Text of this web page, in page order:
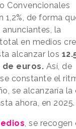
Convencionales
1,2%, de forma
la
en medios
alcanzar los
euros. Así, de
constante el
se alcanzaría la
ahora, en 2025.
, se recogen